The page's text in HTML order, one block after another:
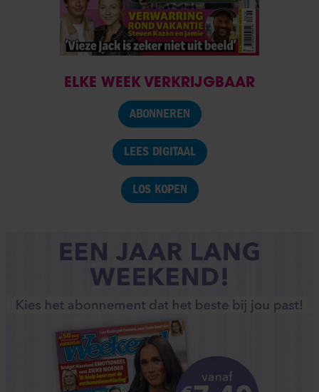
ELKE WEEK VERKRIJGBAAR
ABONNEREN
LEES DIGITAAL
LOS KOPEN